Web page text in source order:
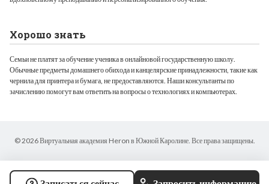
Хорошо знать
Семьи не платят за обучение ученика в онлайновой государственную школу.
Обычные предметы домашнего обихода и канцелярские принадлежности, такие как
чернила для принтера и бумага, не предоставляются. Наши консультанты по
зачислению помогут вам ответить на вопросы о технологиях и компьютерах.
© 2026 Виртуальная академия Heron в Южной Каролине. Все права защищены.